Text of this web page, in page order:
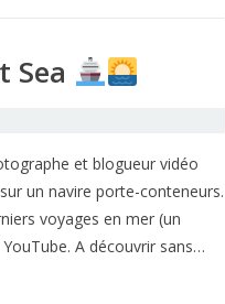
Sea
et blogueur vidéo
un navire porte-conteneurs.
voyages en mer (un
A découvrir sans…